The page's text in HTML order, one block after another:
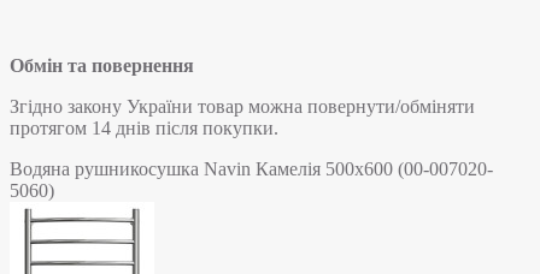
Обмін та повернення
Згідно закону України товар можна повернути/обміняти
протягом 14 днів після покупки.
Водяна рушникосушка Navin Камелія 500х600 (00-007020-
5060)